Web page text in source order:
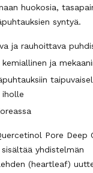
huokosia,
syntyä.
ja rauhoittava
kemiallinen ja
iholle
Pore Deep
yhdistelmän
(heartleaf)